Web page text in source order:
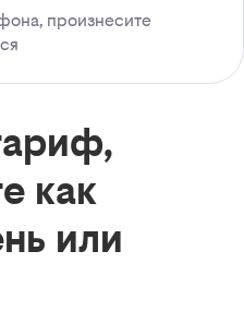
произнесите
как
или